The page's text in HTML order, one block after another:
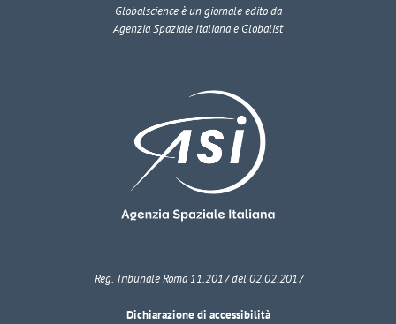
Globalscienceè un giornale edito da
Agenzia Spaziale Italiana e Globalist
Reg. Tribunale Roma 11.2017 del 02.02.2017
Dichiarazione di accessibilità